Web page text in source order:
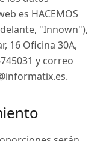
es HACEMOS
"Innown"),
16 Oficina 30A,
y correo